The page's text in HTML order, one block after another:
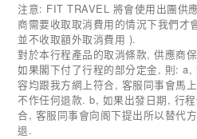
注意: FIT TRAVEL 將會使用出團供
商需要收取取消費用的情況下我們
並不收取額外取消費用 ).
對於本行程產品的取消條款, 供應商
如果閣下付了行程的部分定金, 則:
容均跟我方網上符合, 客服同事會馬
不作任何退款. b, 如果出發日期, 行
合, 客服同事會向阁下提出所以替代
退.